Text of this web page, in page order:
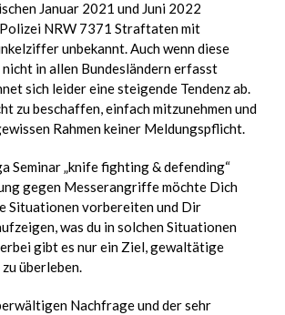
Januar 2021 und Juni 2022
NRW 7371 Straftaten mit
unbekannt. Auch wenn diese
in allen Bundesländern erfasst
sich leider eine steigende Tendenz ab.
zu beschaffen, einfach mitzunehmen und
Rahmen keiner Meldungspflicht.
Seminar „knife fighting & defending“
gegen Messerangriffe möchte Dich
Situationen vorbereiten und Dir
was du in solchen Situationen
gibt es nur ein Ziel, gewaltätige
überleben.
Nachfrage und der sehr